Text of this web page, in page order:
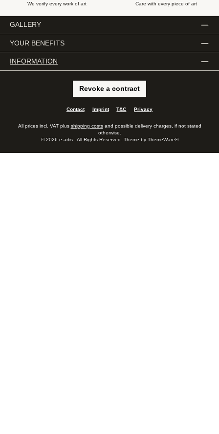
We verify every work of art Care with every piece of art
GALLERY
YOUR BENEFITS
INFORMATION
Revoke a contract
Contact Imprint T&C Privacy
All prices incl. VAT plus shipping costsand possible delivery charges, if not stated
otherwise.
© 2026 e.artis - All Rights Reserved. Theme by ThemeWare®